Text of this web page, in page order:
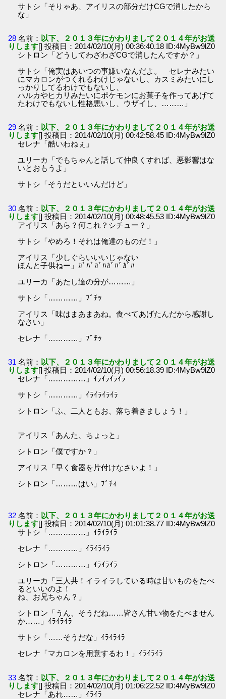
サトシ「そりゃあ、アイリスの部分だけCGで消したから
な」
28 名前： 以下、２０１３年にかわりまして２０１４年がお送
りします[] 投稿日：2014/02/10(月) 00:36:40.18 ID:4MyBw9lZ0
シトロン「どうしてわざわざCGで消したんですか？」
サトシ「俺実はあいつの事嫌いなんだよ。 セレナみたい
にマカロンがつくれるわけじゃないし、カスミみたいにし
っかりしてるわけでもないし、
ハルカやヒカリみたいにポケモンにお菓子を作ってあげて
たわけでもないし性格悪いし、ウザイし、………」
29 名前： 以下、２０１３年にかわりまして２０１４年がお送
りします[] 投稿日：2014/02/10(月) 00:42:58.45 ID:4MyBw9lZ0
セレナ「酷いわねぇ」
ユリーカ「でもちゃんと話して仲良くすれば、悪影響はな
いとおもうよ」
サトシ「そうだといいんだけど」
30 名前： 以下、２０１３年にかわりまして２０１４年がお送
りします[] 投稿日：2014/02/10(月) 00:48:45.53 ID:4MyBw9lZ0
アイリス「あら？何これ？シチュー？」
サトシ「やめろ！それは俺達のものだ！」
アイリス「少しぐらいいいじゃない
ほんと子供ねー」ｶﾞﾊﾞｶﾞﾊｶﾞﾊﾞｶﾞﾊ
ユリーカ「あたし達の分が………」
サトシ「…………」ﾌﾞﾁｯ
アイリス「味はまあまあね。食べてあげたんだから感謝し
なさい」
セレナ「…………」ﾌﾞﾁｯ
31 名前： 以下、２０１３年にかわりまして２０１４年がお送
りします[] 投稿日：2014/02/10(月) 00:56:18.39 ID:4MyBw9lZ0
セレナ「……………」ｲﾗｲﾗｲﾗｲﾗ
サトシ「…………」ｲﾗｲﾗｲﾗｲﾗ
シトロン「ふ、二人ともお、落ち着きましょう！」
アイリス「あんた、ちょっと」
シトロン「僕ですか？」
アイリス「早く食器を片付けなさいよ！」
シトロン「………はい」ﾌﾞﾁｨ
32 名前： 以下、２０１３年にかわりまして２０１４年がお送
りします[] 投稿日：2014/02/10(月) 01:01:38.77 ID:4MyBw9lZ0
サトシ「……………」ｲﾗｲﾗｲﾗ
セレナ「…………」ｲﾗｲﾗｲﾗ
シトロン「…………」ｲﾗｲﾗｲﾗ
ユリーカ「三人共！イライラしている時は甘いものをたべ
るといいのよ！
ね、お兄ちゃん？」
シトロン「うん、そうだね……皆さん甘い物をたべません
か……」ｲﾗｲﾗｲﾗ
サトシ「……そうだな」ｲﾗｲﾗｲﾗ
セレナ「マカロンを用意するわ！」ｲﾗｲﾗｲﾗ
33 名前： 以下、２０１３年にかわりまして２０１４年がお送
りします[] 投稿日：2014/02/10(月) 01:06:22.52 ID:4MyBw9lZ0
セレナ「あれ……」ｲﾗｲﾗ